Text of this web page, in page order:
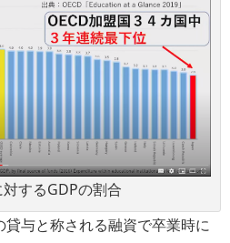
するGDPの割合
与と称される融資で卒業時に